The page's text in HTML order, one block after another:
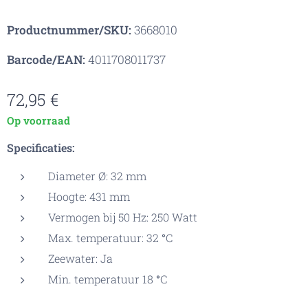
Productnummer/SKU:3668010
Barcode/EAN:4011708011737
72,95 €
Op voorraad
Specificaties:
Diameter Ø: 32 mm
Hoogte: 431 mm
Vermogen bij 50 Hz: 250 Watt
Max. temperatuur: 32 °C
Zeewater: Ja
Min. temperatuur 18 °C